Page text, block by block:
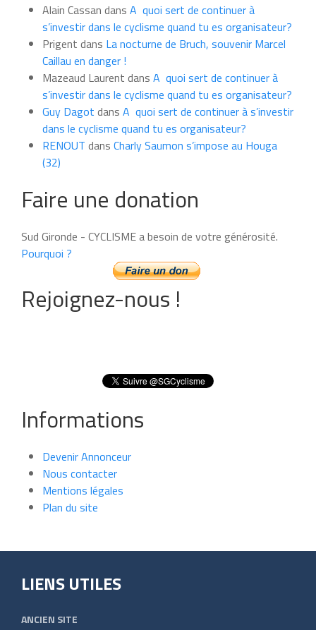
moisAlain Cassan dans A quoi sert de continuer à
s’investir dans le cyclisme quand tu es organisateur?
Prigent dans La nocturne de Bruch, souvenir Marcel
Caillau en danger !
Mazeaud Laurent dans A quoi sert de continuer à
s’investir dans le cyclisme quand tu es organisateur?
Guy Dagot dans A quoi sert de continuer à s’investir
dans le cyclisme quand tu es organisateur?
RENOUT dans Charly Saumon s’impose au Houga
(32)
Faire une donation
Sud Gironde - CYCLISME a besoin de votre générosité.
Pourquoi ?
Rejoignez-nous !
Informations
Devenir Annonceur
Nous contacter
Mentions légales
Plan du site
LIENS UTILES
ANCIEN SITE